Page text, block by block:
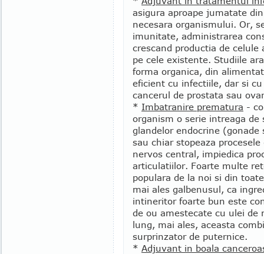
asigura aproape jumatate
necesara organismului. Or,
imunitate, administrarea
crescand productia de
pe cele existente. Studiile
forma organica, din
eficient cu infectiile, dar si
cancerul de prostata sau
* Imbatranire prematura -
organism o serie intreaga
glandelor endocrine
sau chiar stopeaza
nervos central, impiedica
articulatiilor. Foarte multe
populara de la noi si din
mai ales galbenusul, ca
intineritor foarte bun este
de ou amestecate cu ulei de
lung, mai ales, aceasta
surprinzator de puternice.
* Adjuvant in boala